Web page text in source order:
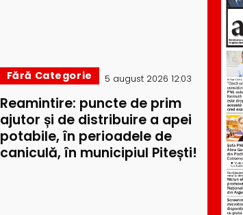
Fără Categorie 5 august 2026 12:03
Reamintire: puncte de prim
ajutor și de distribuire a apei
potabile, în perioadele de
caniculă, în municipiul Pitești!